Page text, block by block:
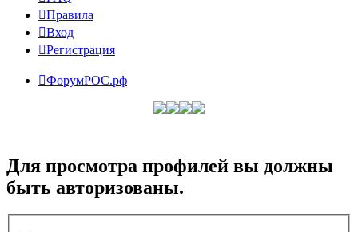
Правила
Вход
Регистрация
ФорумРОС.рф
Для просмотра профилей вы должны
быть авторизованы.